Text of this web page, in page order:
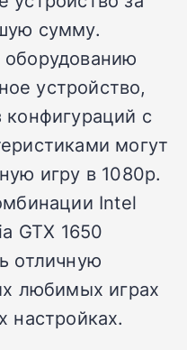
сумму.
устройство,
с
могут
игру в 1080p.
Intel
GTX 1650
отличную
любимых играх
настройках.